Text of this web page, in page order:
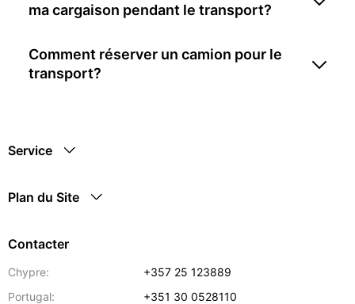
ma cargaison pendant le transport?
Comment réserver un camion pour le
transport?
Service
Plan du Site
Contacter
Chypre:
+357 25 123889
Portugal:
+351 30 0528110